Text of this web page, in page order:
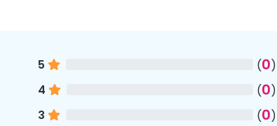
5 (0)
4
(0)
3
(0)